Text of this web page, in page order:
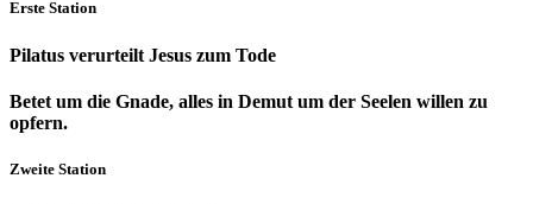
Erste Station
Pilatus verurteilt Jesus zum Tode
Betet um die Gnade, alles in Demut um der Seelen willen zu
opfern.
Zweite Station